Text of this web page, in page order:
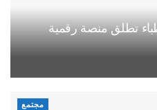
تطلق منصة رقمية
مجتمع